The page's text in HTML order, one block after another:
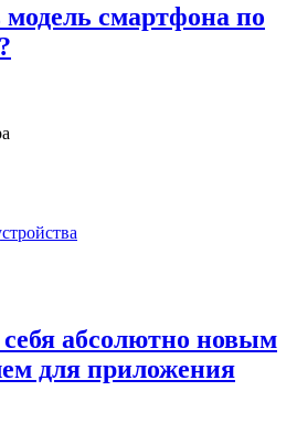
смартфона по
абсолютно новым
для приложения